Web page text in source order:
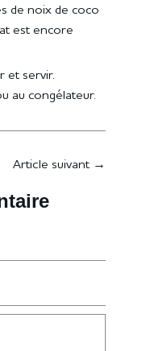
de noix de coco
est encore
et servir.
au congélateur.
Article suivant →